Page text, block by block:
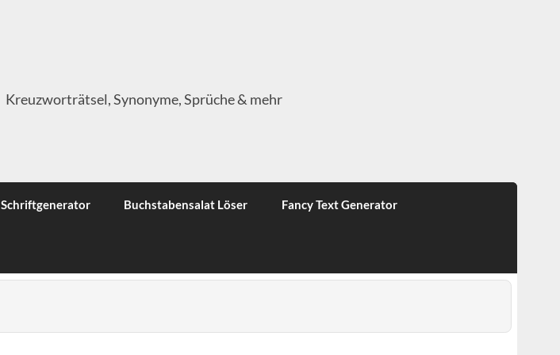
Kreuzworträtsel, Synonyme, Sprüche & mehr
Schriftgenerator Buchstabensalat Löser Fancy Text Generator